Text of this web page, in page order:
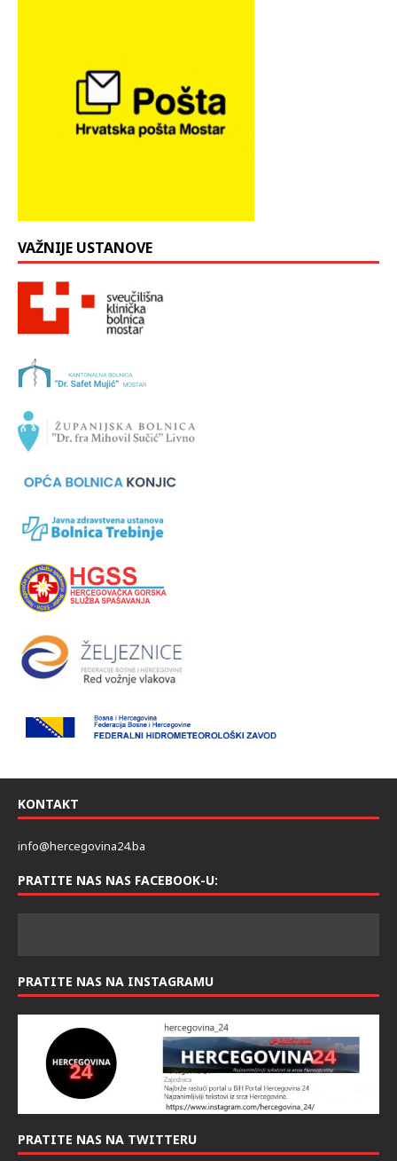
VAŽNIJE USTANOVE
KONTAKT
info@hercegovina24.ba
PRATITE NAS NAS FACEBOOK-U:
PRATITE NAS NA INSTAGRAMU
PRATITE NAS NA TWITTERU